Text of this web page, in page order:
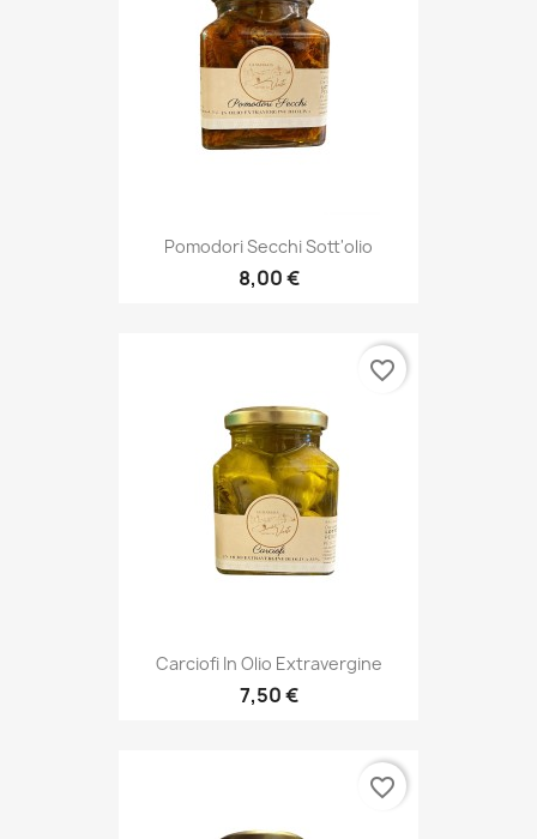
Pomodori Secchi Sott'olio
8,00 €
Carciofi In Olio Extravergine
7,50 €
favorite_border
favorite_border